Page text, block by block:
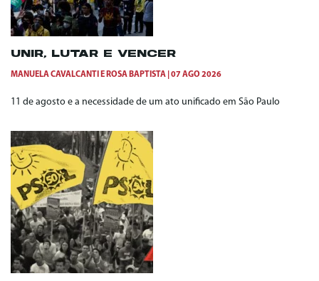
UNIR, LUTAR E VENCER
MANUELA CAVALCANTI E ROSA BAPTISTA 07 AGO 2026
11 de agosto e a necessidade de um ato unificado em São Paulo